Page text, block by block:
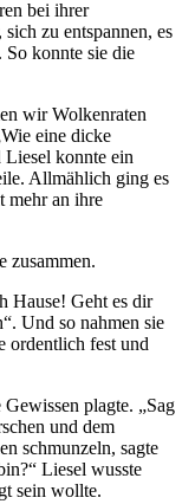
bei ihrer
zu entspannen, es
So konnte sie die
wir Wolkenraten
eine dicke
Liesel konnte ein
Allmählich ging es
mehr an ihre
zusammen.
Hause! Geht es dir
Und so nahmen sie
ordentlich fest und
plagte. „Sag
und dem
schmunzeln, sagte
Liesel wusste
sein wollte.